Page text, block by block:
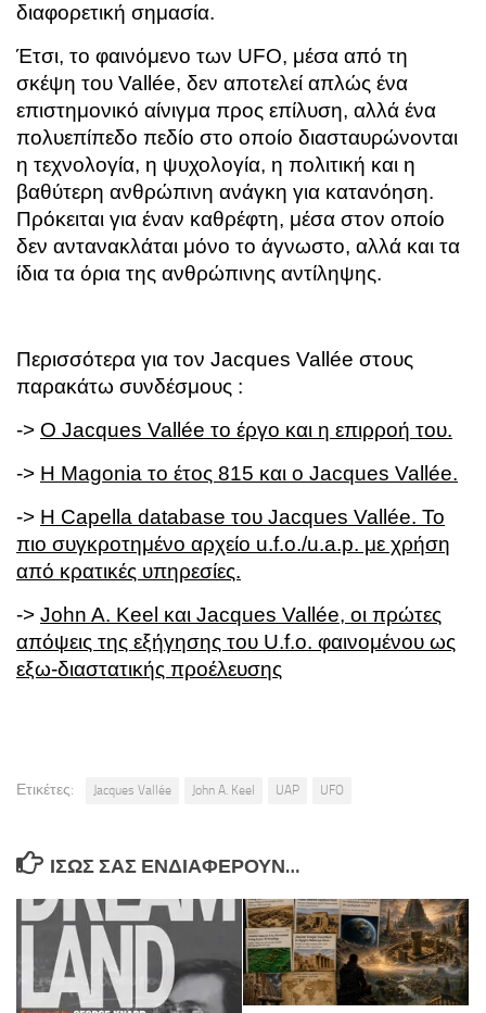
διαφορετική σημασία.
Έτσι, το φαινόμενο των UFO, μέσα από τη
σκέψη του Vallée, δεν αποτελεί απλώς ένα
επιστημονικό αίνιγμα προς επίλυση, αλλά ένα
πολυεπίπεδο πεδίο στο οποίο διασταυρώνονται
η τεχνολογία, η ψυχολογία, η πολιτική και η
βαθύτερη ανθρώπινη ανάγκη για κατανόηση.
Πρόκειται για έναν καθρέφτη, μέσα στον οποίο
δεν αντανακλάται μόνο το άγνωστο, αλλά και τα
ίδια τα όρια της ανθρώπινης αντίληψης.
Περισσότερα για τον Jacques Vallée στους
παρακάτω συνδέσμους :
-> Ο Jacques Vallée το έργο και η επιρροή του.
-> Η Magonia το έτος 815 και ο Jacques Vallée.
-> Η Capella database του Jacques Vallée. Το
πιο συγκροτημένο αρχείο u.f.o./u.a.p. με χρήση
από κρατικές υπηρεσίες.
-> John A. Keel και Jacques Vallée, οι πρώτες
απόψεις της εξήγησης του U.f.o. φαινομένου ως
εξω-διαστατικής προέλευσης
Ετικέτες: Jacques Vallée John A. Keel UAP UFO
ΊΣΩΣ ΣΑΣ ΕΝΔΙΑΦΈΡΟΥΝ…